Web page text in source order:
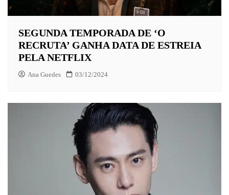
SEGUNDA TEMPORADA DE ‘O
RECRUTA’ GANHA DATA DE ESTREIA
PELA NETFLIX
Ana Guedes 03/12/2024